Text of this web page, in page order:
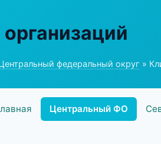
организаций
федеральный округ »
Центральный ФО